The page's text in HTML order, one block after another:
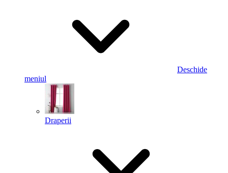
Deschide
meniul
Draperii